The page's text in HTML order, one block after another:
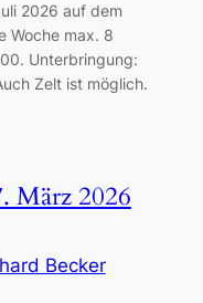
2026 auf dem
Woche max. 8
Unterbringung:
Zelt ist möglich.
März 2026
Becker